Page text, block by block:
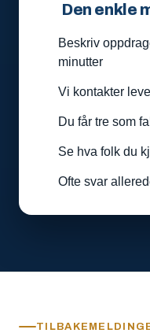
Den enkle
Beskriv
minutter
Vi kontakter
Du får tre som
Se hva folk du
Ofte svar